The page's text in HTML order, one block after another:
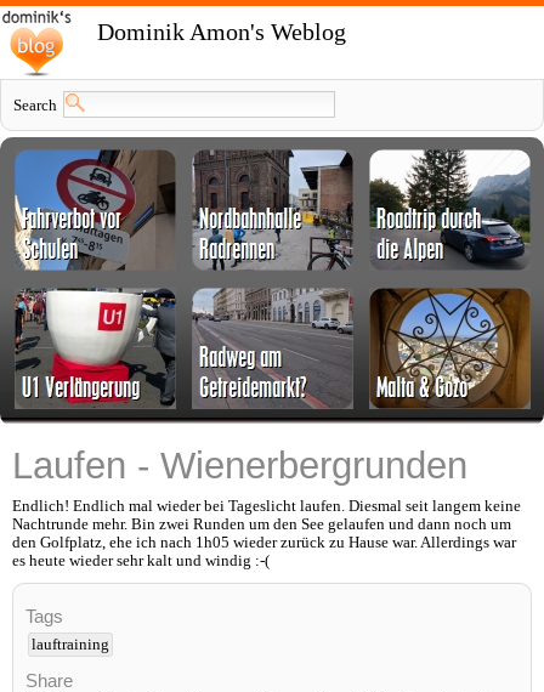
Dominik Amon's Weblog
Search
Laufen - Wienerbergrunden
Endlich! Endlich mal wieder bei Tageslicht laufen. Diesmal seit langem keine
Nachtrunde mehr. Bin zwei Runden um den See gelaufen und dann noch um
den Golfplatz, ehe ich nach 1h05 wieder zurück zu Hause war. Allerdings war
es heute wieder sehr kalt und windig :-(
Tags
lauftraining
Share